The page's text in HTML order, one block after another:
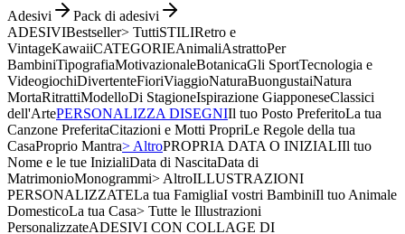
Adesivi
Pack di adesivi
ADESIVIBestseller> TuttiSTILIRetro e
VintageKawaiiCATEGORIEAnimaliAstrattoPer
BambiniTipografiaMotivazionaleBotanicaGli SportTecnologia e
VideogiochiDivertenteFioriViaggioNaturaBuongustaiNatura
MortaRitrattiModelloDi StagioneIspirazione GiapponeseClassici
dell'ArtePERSONALIZZA DISEGNIIl tuo Posto PreferitoLa tua
Canzone PreferitaCitazioni e Motti PropriLe Regole della tua
CasaProprio Mantra> AltroPROPRIA DATA O INIZIALIIl tuo
Nome e le tue InizialiData di NascitaData di
MatrimonioMonogrammi> AltroILLUSTRAZIONI
PERSONALIZZATELa tua FamigliaI vostri BambiniIl tuo Animale
DomesticoLa tua Casa> Tutte le Illustrazioni
PersonalizzateADESIVI CON COLLAGE DI